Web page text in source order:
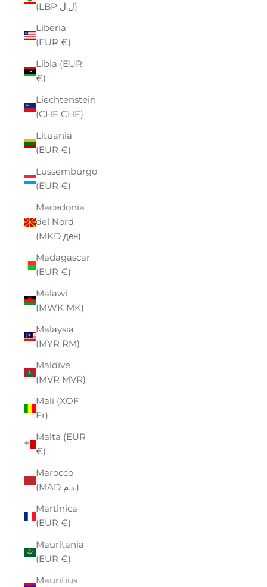
(LBP ل.ل)
Liberia
(EUR €)
Libia (EUR
€)
Liechtenstein
(CHF CHF)
Lituania
(EUR €)
Lussemburgo
(EUR €)
Macedonia
del Nord
(MKD ден)
Madagascar
(EUR €)
Malawi
(MWK MK)
Malaysia
(MYR RM)
Maldive
(MVR MVR)
Mali (XOF
Fr)
Malta (EUR
€)
Marocco
(MAD د.م.)
Martinica
(EUR €)
Mauritania
(EUR €)
Mauritius